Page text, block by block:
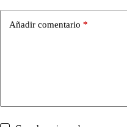
Añadir comentario *